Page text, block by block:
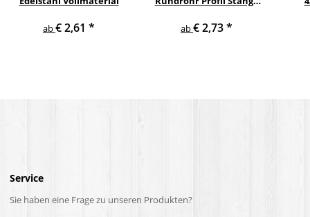
ab€ 2,61 *
Durchmessern
ab€ 2,73*
Service
Sie haben eine Frage zu unseren Produkten?